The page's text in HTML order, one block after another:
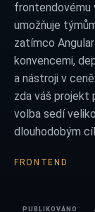
frontendovému
umožňuje
zatímco
konvencemi,
a nástroji v
zda váš projekt
volba sedí
dlouhodobým
FRONTEND
PUBLIKOVÁNO